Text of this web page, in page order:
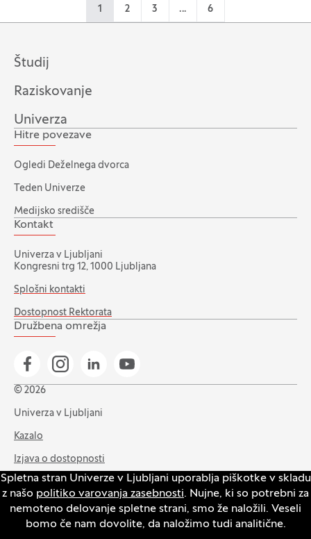
Spletna stran Univerze v Ljubljani uporablja piškotke v skladu
z našo politiko varovanja zasebnosti. Nujne, ki so potrebni za
nemoteno delovanje spletne strani, smo že naložili. Veseli
bomo če nam dovolite, da naložimo tudi analitične.
1 2 3 ... 6
Študij
Raziskovanje
Univerza
Hitre povezave
Ogledi Deželnega dvorca
Teden Univerze
Medijsko središče
Kontakt
Univerza v Ljubljani
Kongresni trg 12, 1000 Ljubljana
Splošni kontakti
Dostopnost Rektorata
Družbena omrežja
Pojdi na našo Facebook stran
Pojdi na našo Instagram stran
Pojdi na Linkedin stran
Pojdi na YouTube stran
© 2026
Univerza v Ljubljani
Kazalo
Izjava o dostopnosti
Varstvo zasebnosti in piškotkov
Intranet